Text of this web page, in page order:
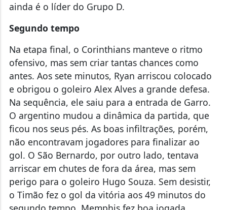
ainda é o líder do Grupo D.
Segundo tempo
Na etapa final, o Corinthians manteve o ritmo
ofensivo, mas sem criar tantas chances como
antes. Aos sete minutos, Ryan arriscou colocado
e obrigou o goleiro Alex Alves a grande defesa.
Na sequência, ele saiu para a entrada de Garro.
O argentino mudou a dinâmica da partida, que
ficou nos seus pés. As boas infiltrações, porém,
não encontravam jogadores para finalizar ao
gol. O São Bernardo, por outro lado, tentava
arriscar em chutes de fora da área, mas sem
perigo para o goleiro Hugo Souza. Sem desistir,
o Timão fez o gol da vitória aos 49 minutos do